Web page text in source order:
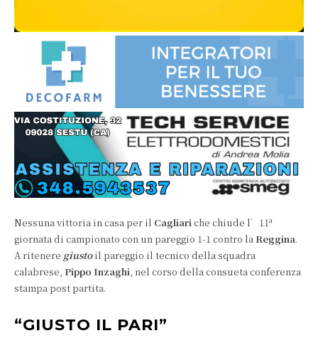
Nessuna vittoria in casa per il Cagliariche chiude l’11a
giornata di campionato con un pareggio 1-1 contro laReggina.
A ritenere giusto il pareggio il tecnico della squadra
calabrese, Pippo Inzaghi, nel corso della consueta conferenza
stampa post partita.
“GIUSTO IL PARI”